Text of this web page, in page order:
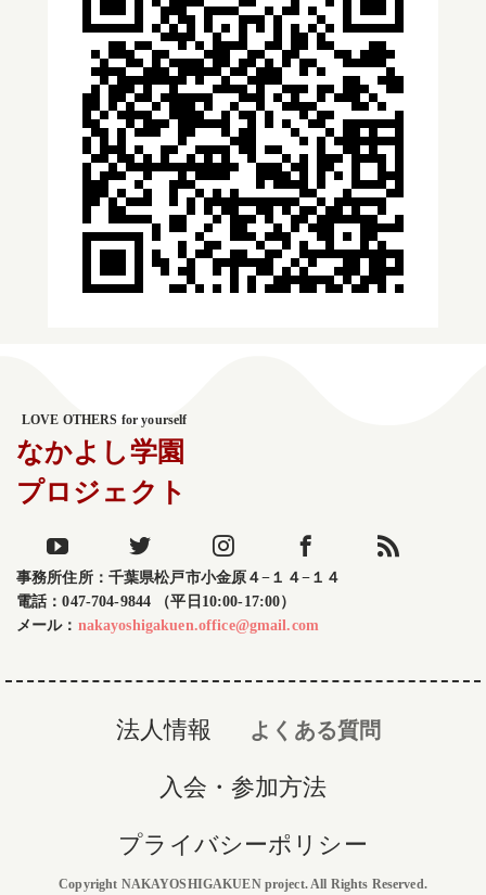
LOVE OTHERS for yourself
なかよし学園
プロジェクト
事務所住所：千葉県松戸市小金原４−１４−１４
電話：047-704-9844 （平日10:00-17:00）
メール： nakayoshigakuen.office@gmail.com
法人情報 よくある質問
入会・参加方法
プライバシーポリシー
Copyright NAKAYOSHIGAKUEN project. All Rights Reserved.